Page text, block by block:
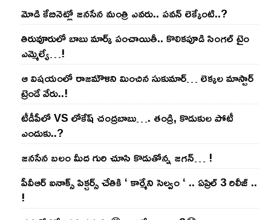
మోడి కేబినెట్లో జ‌నసేన మంత్రి ఎవ‌రు.. ప‌వ‌న్ లెక్కేంటి..?
తిరువూరులో బాబు మార్క్ పంచాయితీ.. కొలిక‌పూడి సింగ‌ల్ టైం
ఎమ్మెల్యే…!
ఆ విష‌యంలో రాజ‌మౌళిని మించిన సుకుమార్‌… లెక్క‌ల మాస్టార్
ట్రెండే వేరు..!
టీడీపీలో VS లోకేష్ చంద్ర‌బాబు…. తండ్రి, కొడుకుల పోటీ
ఎందుకు..?
జ‌న‌సేన బ‌లం మీద గురి చూసి కొడుతోన్న జ‌గ‌న్‌… !
పీవీఆర్ ఐనాక్స్ పిక్చర్స్ చేతికి ‘ కార్మేని సెల్వం ‘ .. ఏప్రిల్ 3 రిలీజ్ ..
!